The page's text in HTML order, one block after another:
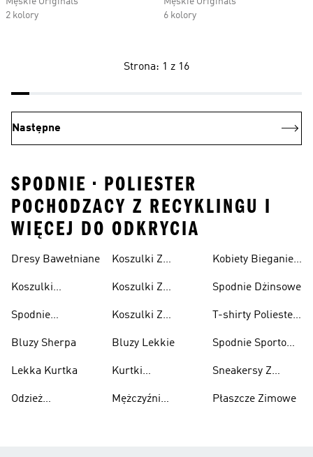
2 kolory
6 kolory
Strona: 1 z 16
Następne
SPODNIE • POLIESTER
POCHODZACY Z RECYKLINGU I
WIĘCEJ DO ODKRYCIA
Dresy Bawełniane
Koszulki
Spodnie
Bluzy Sherpa
Lekka Kurtka
Odzież
Koszulki Z
Męskie
Koszulki Z
Damska
Koszulki Z
Bluzy Lekkie
Kurtki
Mężczyźni
Lifestyle
Kobiety Bieganie I
Spodnie Dżinsowe
T-shirty Poliester
Spodnie Sportowe
Recyklingu
Sneakersy Z
Cholewką
Płaszcze Zimowe